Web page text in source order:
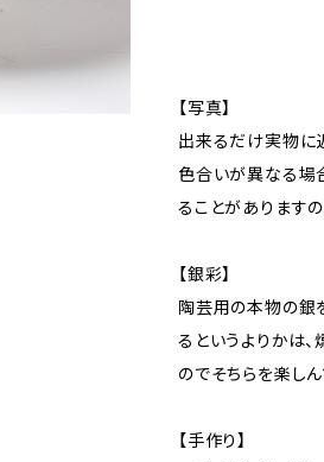
【写真】
出来るだけ実物に
色合いが異なる場
ることがあります
【銀彩】
陶芸用の本物の銀
るというよりかは
のでそちらを楽しん
【手作り】